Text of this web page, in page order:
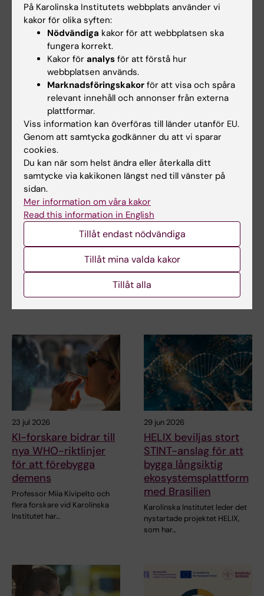
Relaterat
Universitetsalliansen Stockholm trio
Relaterade artiklar
2 aug 2026
Rekordmånga firade
lika villkor med KI i
Prideparaden
Sensommarsolen värmde över
Stockholm när Karolinska
28 jul 2026
KI-forskare bakom
modekreation som
lyfter utmaningar
med hiv
aidskonferensen (AIDS 2026)
öppnar i Rio de…
23 jul 2026
KI-forskare bidrar till
nya WHO-riktlinjer
för att förebygga
demens
Professor Miia Kivipelto och
flera forskare vid Karolinska
Institutet har…
29 jun 2026
HELIX beviljas stort
STINT-anslag för att
bygga långsiktig
ekosystemsplattform
med Brasilien
Karolinska Institutet leder det
nystartade projektet HELIX,
som har…
På Karolinska Institutets webbplats använder vi
kakor för olika syften:
Nödvändiga kakor för att webbplatsen ska
fungera korrekt.
Kakor för analys för att förstå hur
webbplatsen används.
Marknadsföringskakor för att visa och spåra
relevant innehåll och annonser från externa
plattformar.
Viss information kan överföras till länder utanför EU.
Genom att samtycka godkänner du att vi sparar
cookies.
Du kan när som helst ändra eller återkalla ditt
samtycke via kakikonen längst ned till vänster på
sidan.
Mer information om våra kakor
Read this information in English
Tillåt endast nödvändiga
Tillåt mina valda kakor
Tillåt alla